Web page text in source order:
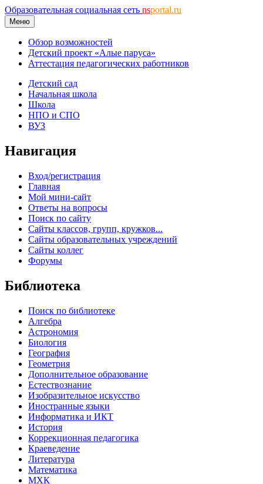
Образовательная социальная сеть nsportal.ru
Меню
Обзор возможностей
Детский проект «Алые паруса»
Аттестация педагогических работников
Детский сад
Начальная школа
Школа
НПО и СПО
ВУЗ
Навигация
Вход/регистрация
Главная
Мой мини-сайт
Ответы на вопросы
Поиск по сайту
Сайты классов, групп, кружков...
Сайты образовательных учреждений
Сайты коллег
Форумы
Библиотека
Поиск по библиотеке
Алгебра
Астрономия
Биология
География
Геометрия
Дополнительное образование
Естествознание
Изобразительное искусство
Иностранные языки
Информатика и ИКТ
История
Коррекционная педагогика
Краеведение
Литература
Математика
МХК